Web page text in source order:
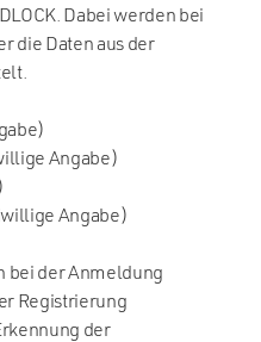
Dabei werden bei
die Daten aus der
Angabe)
Angabe)
bei der Anmeldung
Registrierung
der